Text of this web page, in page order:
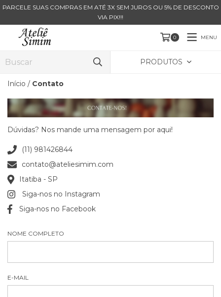
PARCELE SUAS COMPRAS EM ATÉ 3X SEM JUROS OU 5% DE DESCONTO
VIA PIX!!!
0 MENU
PRODUTOS
Início / Contato
Dúvidas? Nos mande uma mensagem por aqui!
(11) 981426844
contato@ateliesimim.com
Itatiba - SP
Siga-nos no Instagram
Siga-nos no Facebook
NOME COMPLETO
E-MAIL